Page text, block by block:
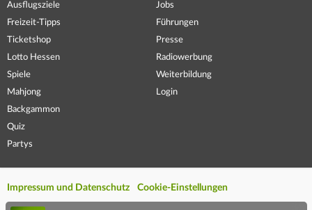
Ausflugsziele
Freizeit-Tipps
Ticketshop
Lotto Hessen
Spiele
Mahjong
Backgammon
Quiz
Partys
Jobs
Führungen
Presse
Radiowerbung
Weiterbildung
Login
Impressum und Datenschutz Cookie-Einstellungen